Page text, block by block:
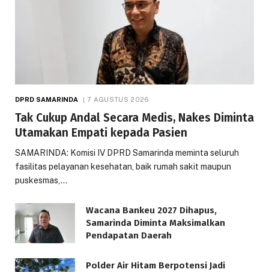
DPRD SAMARINDA 7 AGUSTUS 2026
Tak Cukup Andal Secara Medis, Nakes Diminta
Utamakan Empati kepada Pasien
SAMARINDA: Komisi IV DPRD Samarinda meminta seluruh
fasilitas pelayanan kesehatan, baik rumah sakit maupun
puskesmas,…
Wacana Bankeu 2027 Dihapus,
Samarinda Diminta Maksimalkan
Pendapatan Daerah
Polder Air Hitam Berpotensi Jadi